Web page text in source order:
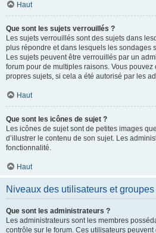
Haut
Que sont les sujets verrouillés ?
Les sujets verrouillés sont des sujets dans
plus répondre et dans lesquels les sondages
Les sujets peuvent être verrouillés par un
forum pour de multiples raisons. Vous
propres sujets, si cela a été autorisé par les
Haut
Que sont les icônes de sujet ?
Les icônes de sujet sont de petites images
d’illustrer le contenu de son sujet. Les
fonctionnalité.
Haut
Niveaux des utilisateurs et groupes
Que sont les administrateurs ?
Les administrateurs sont les membres
contrôle sur le forum. Ces utilisateurs